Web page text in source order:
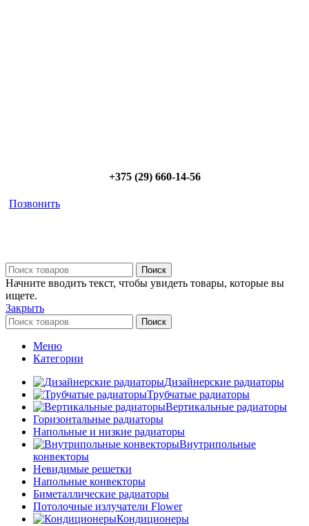
+375 (29) 660-14-56
Позвонить
Поиск
Начните вводить текст, чтобы увидеть товары, которые вы
ищете.
Закрыть
Поиск
Меню
Категории
Дизайнерские радиаторы
Трубчатые радиаторы
Вертикальные радиаторы
Горизонтальные радиаторы
Напольные и низкие радиаторы
Внутрипольные
конвекторы
Невидимые решетки
Напольные конвекторы
Биметаллические радиаторы
Потолочные излучатели Flower
Кондиционеры